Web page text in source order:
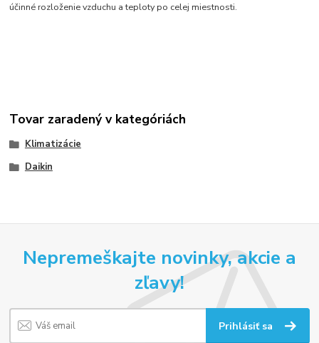
účinné rozloženie vzduchu a teploty po celej miestnosti.
Tovar zaradený v kategóriách
Klimatizácie
Daikin
Nepremeškajte novinky, akcie a
zľavy!
Prihlásiť sa